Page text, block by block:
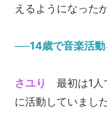
えるようになった
──14歳で音楽活動
さユり
最初は1人
に活動していまし